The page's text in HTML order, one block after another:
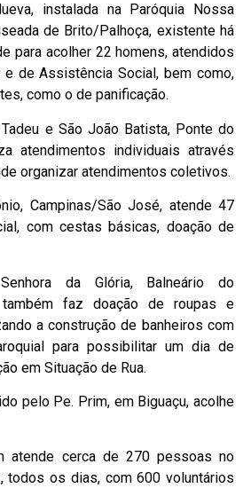
instalada na Paróquia Nossa
de Brito/Palhoça, existente há
para acolher 22 homens, atendidos
de Assistência Social, bem como,
como o de panificação.
e São João Batista, Ponte do
atendimentos individuais através
organizar atendimentos coletivos.
Campinas/São José, atende 47
com cestas básicas, doação de
da Glória, Balneário do
também faz doação de roupas e
a construção de banheiros com
para possibilitar um dia de
em Situação de Rua.
pelo Pe. Prim, em Biguaçu, acolhe
atende cerca de 270 pessoas no
todos os dias, com 600 voluntários